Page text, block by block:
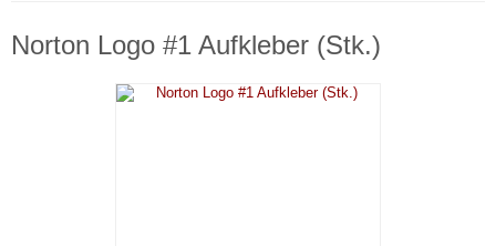
Norton Logo #1 Aufkleber (Stk.)